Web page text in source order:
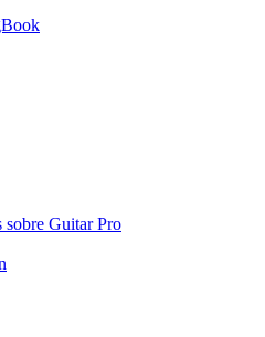
sobre Guitar Pro